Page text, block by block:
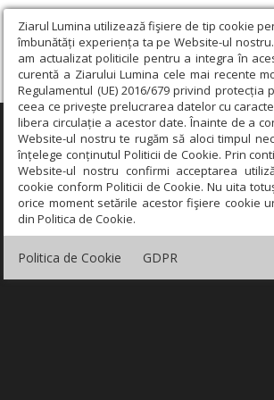
Ziarul Lumina utilizează fişiere de tip cookie
îmbunătăți experiența ta pe Website-ul
am actualizat politicile pentru a integra în
curentă a Ziarului Lumina cele mai recente
Regulamentul (UE) 2016/679 privind protecția
ceea ce privește prelucrarea datelor cu
libera circulație a acestor date. Înainte de a
Website-ul nostru te rugăm să aloci timpul
înțelege conținutul Politicii de Cookie. Prin
Website-ul nostru confirmi acceptarea
cookie conform Politicii de Cookie. Nu uita
orice moment setările acestor fişiere cookie
din Politica de Cookie.
Politica de Cookie GDPR